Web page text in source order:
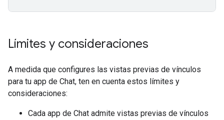
Límites y consideraciones
A medida que configures las vistas previas de vínculos
para tu app de Chat, ten en cuenta estos límites y
consideraciones:
Cada app de Chat admite vistas previas de vínculos